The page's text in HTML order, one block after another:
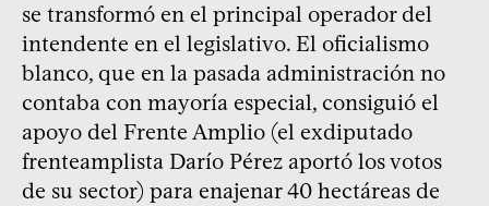
se transformó en el principal operador del
intendente en el legislativo. El oficialismo
blanco, que en la pasada administración no
contaba con mayoría especial, consiguió el
apoyo del Frente Amplio (el exdiputado
frenteamplista Darío Pérez aportó los votos
de su sector) para enajenar 40 hectáreas de